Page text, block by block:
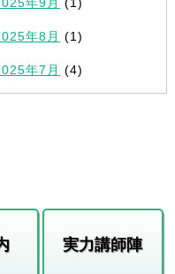
年8月 (1)
年7月 (4)
実力講師陣